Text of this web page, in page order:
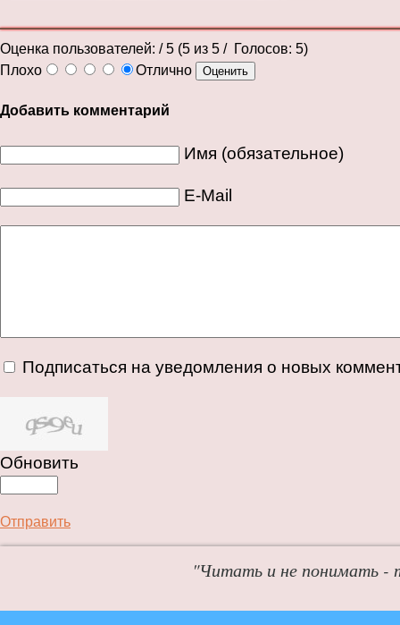
Оценка пользователей: / 5 (5 из 5 / Голосов: 5)
Плохо
Отлично
Добавить комментарий
Имя (обязательное)
E-Mail
Подписаться на уведомления о новых
Обновить
Отправить
"Читать и не понимать -